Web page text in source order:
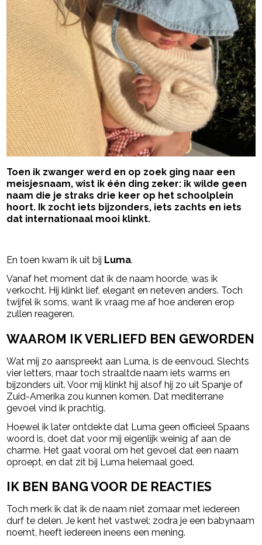
Toen ik zwanger werd en op zoek ging naar een
meisjesnaam, wist ik één ding zeker: ik wilde geen
naam die je straks drie keer op het schoolplein
hoort. Ik zocht iets bijzonders, iets zachts en iets
dat internationaal mooi klinkt.
En toen kwam ik uit bij Luma.
Vanaf het moment dat ik de naam hoorde, was ik
verkocht. Hij klinkt lief, elegant en neteven anders. Toch
twijfel ik soms, want ik vraag me af hoe anderen erop
zullen reageren.
WAAROM IK VERLIEFD BEN GEWORDEN
Wat mij zo aanspreekt aan Luma, is de eenvoud. Slechts
vier letters, maar toch straaltde naam iets warms en
bijzonders uit. Voor mij klinkt hij alsof hij zo uit Spanje of
Zuid-Amerika zou kunnen komen. Dat mediterrane
gevoel vind ik prachtig.
Hoewel ik later ontdekte dat Luma geen officieel Spaans
woord is, doet dat voor mij eigenlijk weinig af aan de
charme. Het gaat vooral om het gevoel dat een naam
oproept, en dat zit bij Luma helemaal goed.
IK BEN BANG VOOR DE REACTIES
Toch merk ik dat ik de naam niet zomaar met iedereen
durf te delen. Je kent het vastwel: zodra je een babynaam
noemt, heeft iedereen ineens een mening.